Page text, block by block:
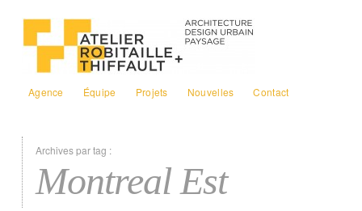
Agence Équipe Projets Nouvelles Contact
Archives par tag :
Montreal Est